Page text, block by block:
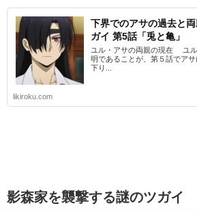
下界でのアサの過去と
ガイ 第5話「兎と亀」
ユル・アサの両親の現在 ユ
明であることが、第５話でア
下り...
likiroku.com
影森家を襲撃する謎のツガイ